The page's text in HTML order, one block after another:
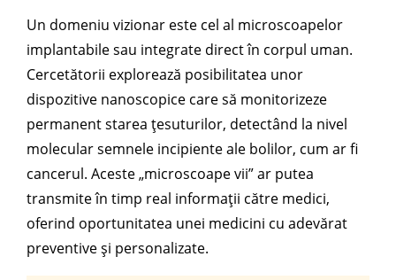
Un domeniu vizionar este cel al microscoapelor
implantabile sau integrate direct în corpul uman.
Cercetătorii explorează posibilitatea unor
dispozitive nanoscopice care să monitorizeze
permanent starea țesuturilor, detectând la nivel
molecular semnele incipiente ale bolilor, cum ar fi
cancerul. Aceste „microscoape vii” ar putea
transmite în timp real informații către medici,
oferind oportunitatea unei medicini cu adevărat
preventive și personalizate.